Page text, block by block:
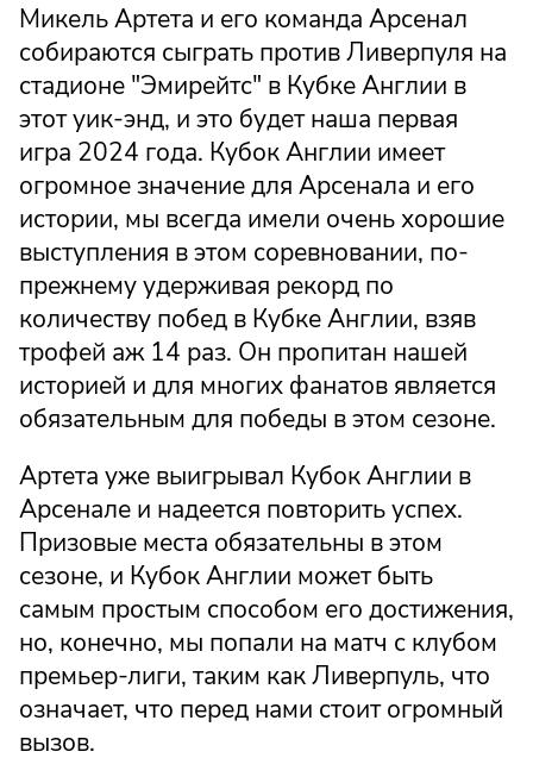
Микель Артета и его команда Арсенал
собираются сыграть против Ливерпуля на
стадионе "Эмирейтс" в Кубке Англии в
этот уик-энд, и это будет наша первая
игра 2024 года. Кубок Англии имеет
огромное значение для Арсенала и его
истории, мы всегда имели очень хорошие
выступления в этом соревновании, по-
прежнему удерживая рекорд по
количеству побед в Кубке Англии, взяв
трофей аж 14 раз. Он пропитан нашей
историей и для многих фанатов является
обязательным для победы в этом сезоне.
Артета уже выигрывал Кубок Англии в
Арсенале и надеется повторить успех.
Призовые места обязательны в этом
сезоне, и Кубок Англии может быть
самым простым способом его достижения,
но, конечно, мы попали на матч с клубом
премьер-лиги, таким как Ливерпуль, что
означает, что перед нами стоит огромный
вызов.